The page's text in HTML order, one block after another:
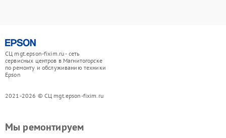
СЦ mgt.epson-fixim.ru - сеть
сервисных центров в Магнитогорске
по ремонту и обслуживанию техники
Epson
2021-2026 © СЦ mgt.epson-fixim.ru
Мы ремонтируем